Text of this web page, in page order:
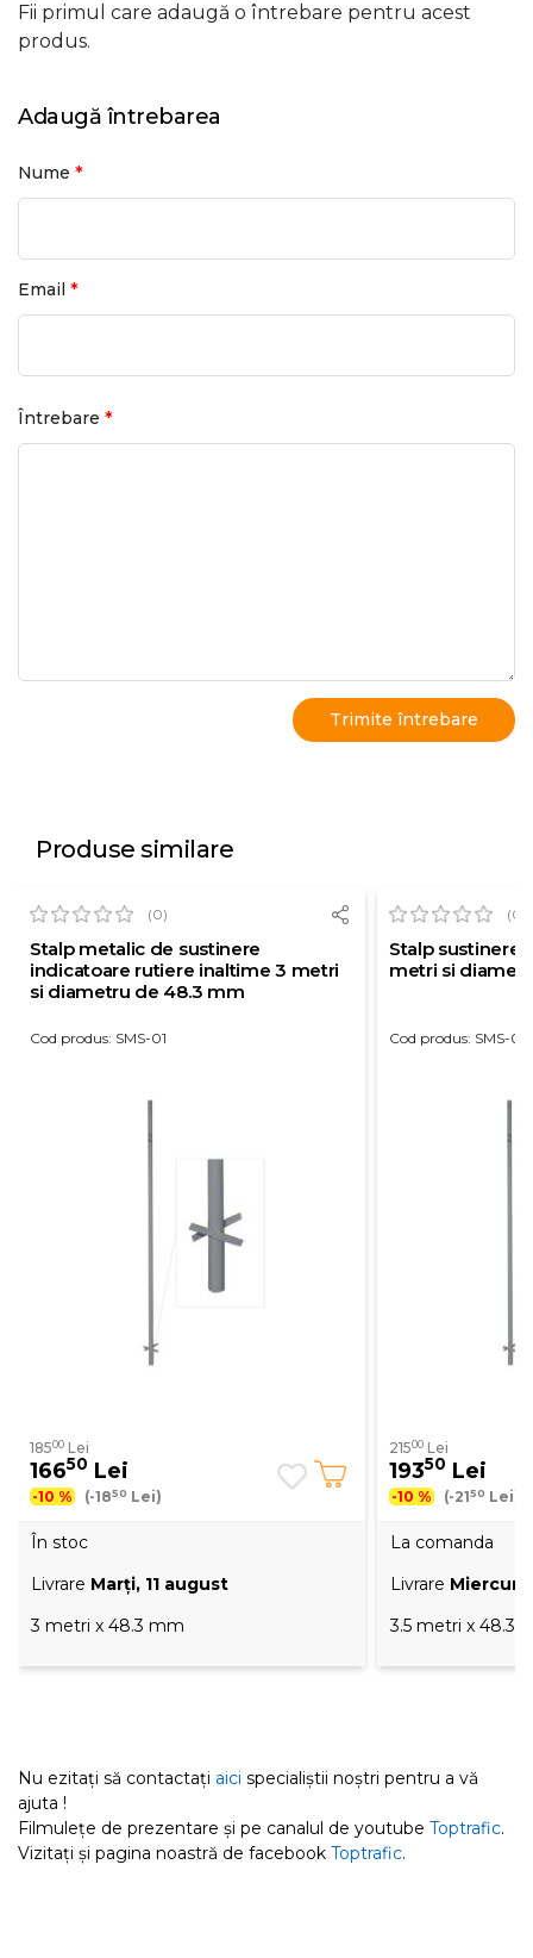
Fii primul care adaugă o întrebare pentru acest
produs.
Adaugă întrebarea
Nume *
Email *
Întrebare *
Produse similare
(0)
Stalp metalic de sustinere
indicatoare rutiere inaltime 3 metri
si diametru de 48.3 mm
Cod produs: SMS-01
18500 Lei
16650 Lei
-10 % (-1850 Lei)
În stoc
Livrare Marţi, 11 august
3 metri x 48.3 mm
(0)
Stalp sustinere
metri si
Cod produs: SMS-011
21500Lei
19350 Lei
-10 % (-2150 Lei)
La comanda
Livrare Miercuri,
3.5 metri x 48.3
Nu ezitați să contactați aici specialiștii noștri pentru a vă
ajuta !
Filmulețe de prezentare și pe canalul de youtube Toptrafic.
Vizitați și pagina noastră de facebook Toptrafic.